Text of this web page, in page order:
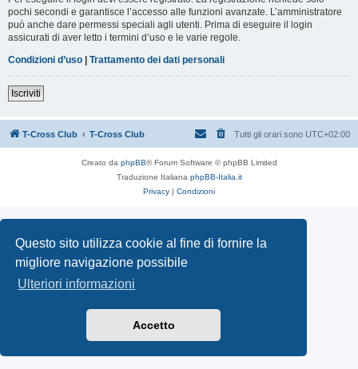
Questo sito utilizza cookie al fine di fornire la
migliore navigazione possibile
Ulteriori informazioni
Accetto
pochi secondi e garantisce l’accesso alle funzioni avanzate. L’amministratore
può anche dare permessi speciali agli utenti. Prima di eseguire il login
assicurati di aver letto i termini d’uso e le varie regole.
Condizioni d’uso | Trattamento dei dati personali
Iscriviti
T-Cross Club T-Cross Club Tutti gli orari sono UTC+02:00
Creato da phpBB® Forum Software © phpBB Limited
Traduzione Italiana phpBB-Italia.it
Privacy | Condizioni